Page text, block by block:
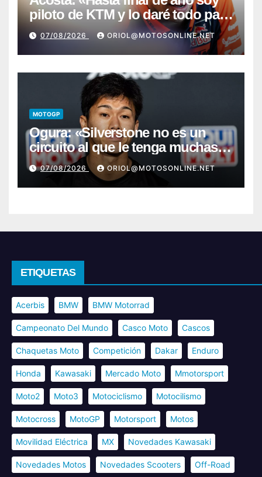
piloto de KTM y lo daré todo para
conseguir mi primera victoria»
07/08/2026 ORIOL@MOTOSONLINE.NET
MOTOGP
Ogura: «Silverstone no es un
circuito al que le tenga muchas
ganas»
07/08/2026 ORIOL@MOTOSONLINE.NET
ETIQUETAS
Acerbis BMW BMW Motorrad
Campeonato Del Mundo Casco Moto Cascos
Chaquetas Moto Competición Dakar Enduro
Honda Kawasaki Mercado Moto Mmotorsport
Moto2 Moto3 Motociclismo Motocilismo
Motocross MotoGP Motorsport Motos
Movilidad Eléctrica MX Novedades Kawasaki
Novedades Motos Novedades Scooters Off-Road